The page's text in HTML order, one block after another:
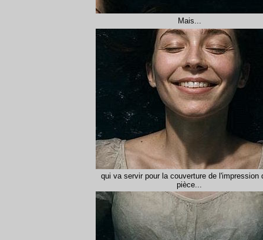
Mais...
qui va servir pour la couverture de l'impression
pièce...